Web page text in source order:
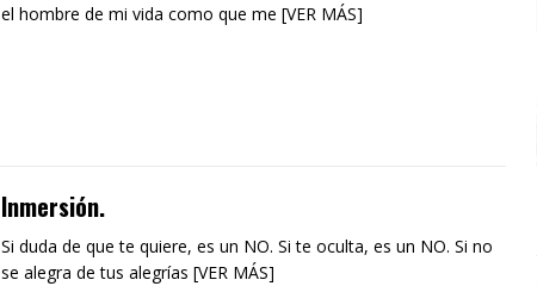
el hombre de mi vida como que me [VER MÁS]
Inmersión.
Si duda de que te quiere, es un NO. Si te oculta, es un NO. Si no
se alegra de tus alegrías [VER MÁS]